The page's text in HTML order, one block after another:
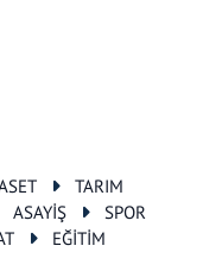
TARIM
ASAYİŞ
SPOR
EĞİTİM